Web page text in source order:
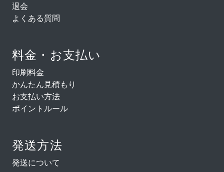
退会
よくある質問
料金・お支払い
印刷料金
かんたん見積もり
お支払い方法
ポイントルール
発送方法
発送について